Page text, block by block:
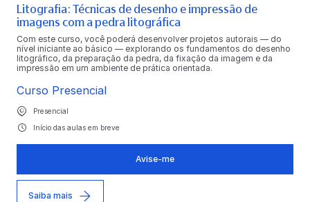
Litografia: Técnicas de desenho e impressão de
imagens com a pedra litográfica
Com este curso, você poderá desenvolver projetos autorais — do
nível iniciante ao básico — explorando os fundamentos do desenho
litográfico, da preparação da pedra, da fixação da imagem e da
impressão em um ambiente de prática orientada.
Curso Presencial
Presencial
Início das aulas em breve
Avise-me
Saiba mais